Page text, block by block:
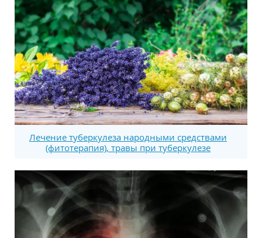
Лечение туберкулеза народными средствами
(фитотерапия), травы при туберкулезе